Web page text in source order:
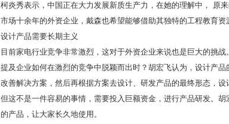
柯炎秀表示，中国正在大力发展新质生产力，在她的理解中， 原
市场十余年的外资企业，戴森也希望能够借助其独特的工程教育资
设计产品需要长期主义
目前家电行业竞争非常激烈，这对于外资企业来说也是巨大的挑战。
提及企业如何在激烈的竞争中脱颖而出时？胡宏飞认为，设计产
改善解决方案，然后再根据方案去设计、研发产品的最终形态，设
但这不是一件容易的事情，需要投入巨额资金，进行产品研发。
的产品，让大家长久地使用。